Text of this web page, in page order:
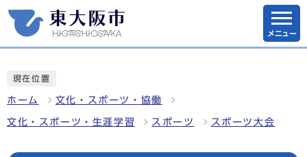
メニュー
現在位置
ホーム 文化・スポーツ・協働
文化・スポーツ・生涯学習 スポーツ スポーツ大会